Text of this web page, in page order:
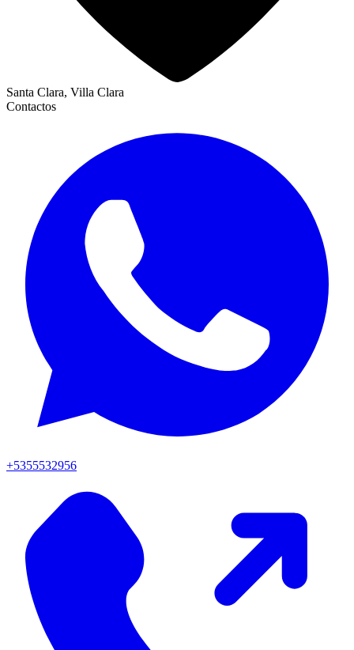
Santa Clara, Villa Clara
Contactos
+5355532956